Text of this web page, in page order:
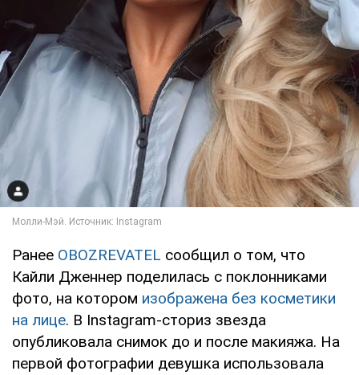
Ранее OBOZREVATEL сообщил о том, что
Кайли Дженнер поделилась с поклонниками
фото, на котором изображена без косметики
на лице. В Instagram-сториз звезда
опубликовала снимок до и после макияжа. На
первой фотографии девушка использовала